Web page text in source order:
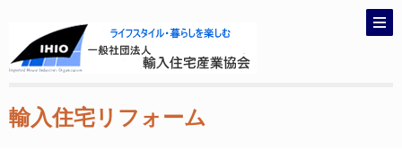
輸入住宅リフォーム